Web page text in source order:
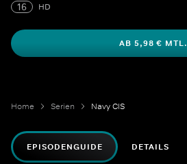
16 HD
AB 5,98 € MTL.
Home Serien Navy CIS
EPISODENGUIDE DETAILS